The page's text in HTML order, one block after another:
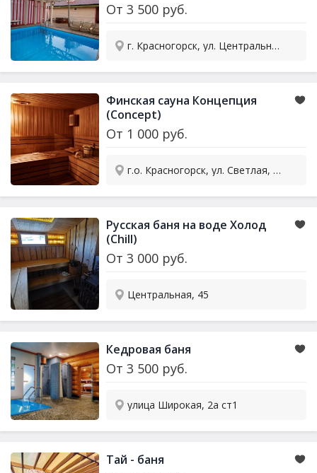
От3 500 руб.
г. Красногорск, ул. Центральная, 68А
Финская сауна Концепция
(Concept)
От 1 000 руб.
г.о. Красногорск, ул. Светлая, 3Ас5
Русская баня на воде Холод
(Chill)
От3 000 руб.
Центральная, 45
Кедровая баня
От3 500 руб.
улица Широкая, 2а ст1
Тай - баня